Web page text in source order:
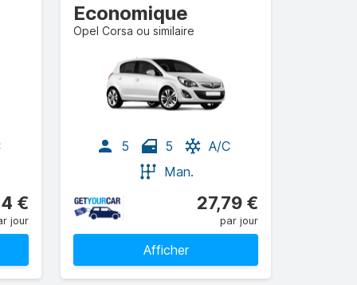
€
jour
Economique
Opel Corsa ou similaire
5 5
A/C
Man.
27,79 €
par jour
Afficher